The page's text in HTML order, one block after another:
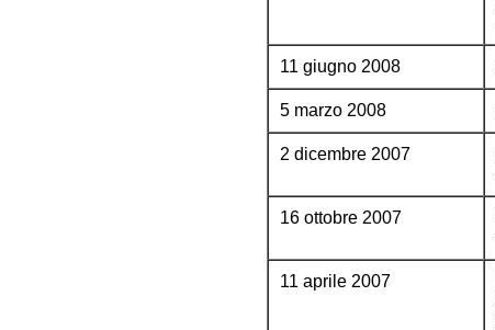
11 giugno 2008
5 marzo 2008
2 dicembre 2007
16 ottobre 2007
11 aprile 2007